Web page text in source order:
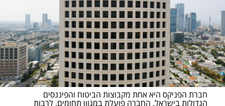
הגדולות בישראל. החברה פועלת במגוון תחומים, לרבות